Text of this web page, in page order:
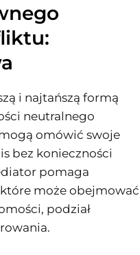
i najtańszą formą
neutralnego
omówić swoje
bez konieczności
pomaga
może obejmować
podział